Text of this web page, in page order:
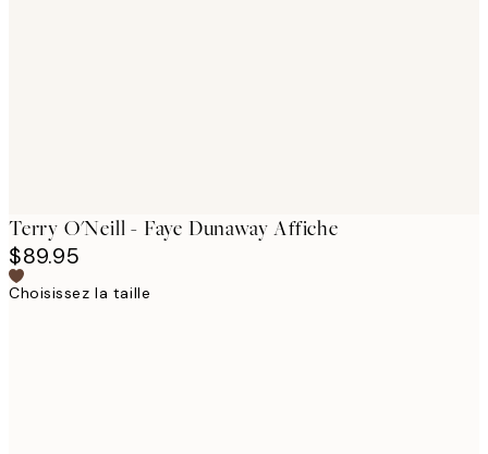
Terry O'Neill - Faye Dunaway Affiche
$89.95
Choisissez la taille